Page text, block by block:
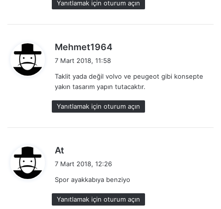
Yanıtlamak için oturum açın
Mehmet1964
i
k
i
:
7 Mart 2018, 11:58
Taklit yada değil volvo ve peugeot gibi konsepte
yakın tasarım yapın tutacaktır.
Yanıtlamak için oturum açın
At
i
k
i
7 Mart 2018, 12:26
Spor ayakkabıya benziyo
Yanıtlamak için oturum açın